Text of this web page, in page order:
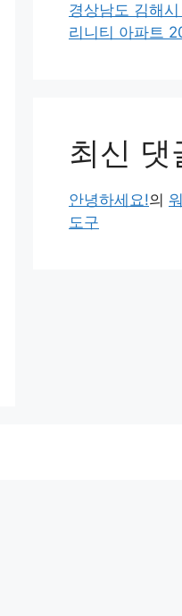
경상남도 김해
리니티 아파트
최신 댓
안녕하세요!의
도구